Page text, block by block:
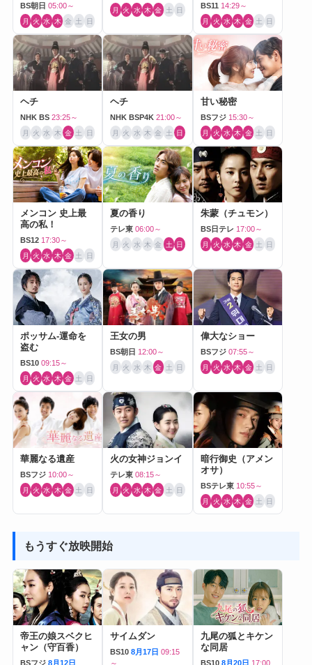
BS朝日 05:00～
月 火 水 木 金 土 日
月 火 水 木 金 土 日 BS11 14:29～
月 火 水 木 金 土 日
ヘチ
NHK BS 23:25～
月 火 水 木 金 土 日
ヘチ
NHK BSP4K 21:00～
月 火 水 木 金 土 日
甘い秘密
BSフジ 15:30～
月 火 水 木 金 土 日
メンコン 史上最
高の私！
BS12 17:30～
月 火 水 木 金 土 日
夏の香り
テレ東 06:00～
月 火 水 木 金 土 日
朱蒙（チュモン）
BS日テレ 17:00～
月 火 水 木 金 土 日
ポッサム-運命を
盗む
BS10 09:15～
月 火 水 木 金 土 日
王女の男
BS朝日 12:00～
月 火 水 木 金 土 日
偉大なショー
BSフジ 07:55～
月 火 水 木 金 土 日
華麗なる遺産
BSフジ 10:00～
月 火 水 木 金 土 日
火の女神ジョンイ
テレ東 08:15～
月 火 水 木 金 土 日
暗行御史（アメン
オサ）
BSテレ東 10:55～
月 火 水 木 金 土 日
もうすぐ放映開始
帝王の娘スベクヒ
ャン（守百香）
BSフジ 8月12日
サイムダン
BS10 8月17日 09:15
～
九尾の狐とキケン
な同居
BS10 8月20日 17:00